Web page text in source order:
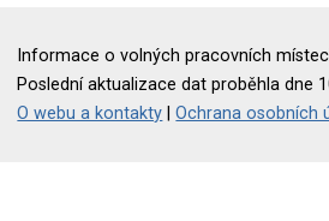
Informace o volných pracovních
Poslední aktualizace dat proběhla dne
O webu a kontakty |Ochrana osobních